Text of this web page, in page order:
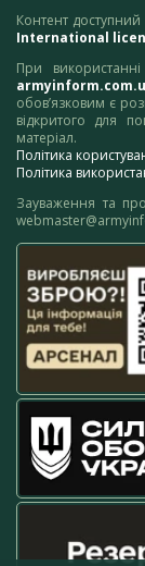
Контент доступний
International
При
обов’язковим є
відкритого для
матеріал.
Політика
Політика
Зауваження та